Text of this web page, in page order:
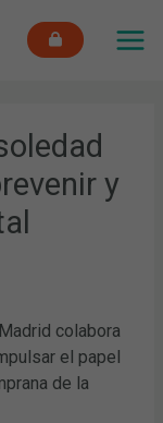
y
colabora
el papel
de la